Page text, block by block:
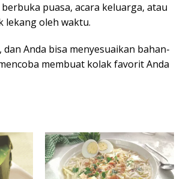
puasa, acara keluarga, atau
lekang oleh waktu.
Anda bisa menyesuaikan bahan-
membuat kolak favorit Anda